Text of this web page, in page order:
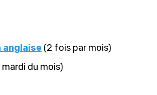
(2 fois par mois)
mardi du mois)